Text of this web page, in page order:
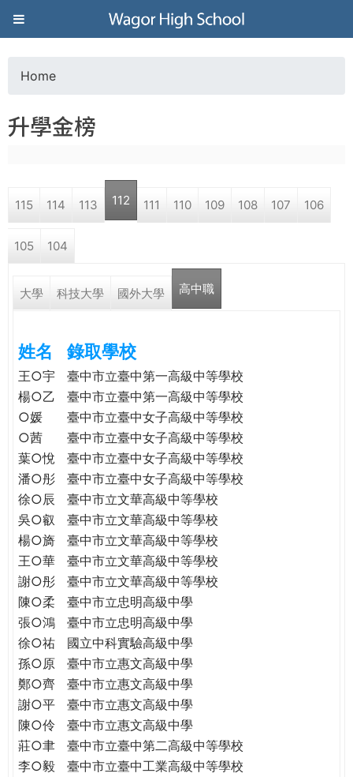
Jump to navigation
葳
格
高
學
格。
民。
WAGOR
TODAY
THE
WORLD
TOMORROW
PUTTING
o
a
r
e
e
r
e
Home
升學金榜
115 114 113 112 111 110 109 108 107 106
105 104
大學 科技大學 國外大學 高中職
姓名 錄取學校
王○宇
臺中市立臺中第一高級中等學校
楊○乙
臺中市立臺中第一高級中等學校
○媛
臺中市立臺中女子高級中等學校
○茜
臺中市立臺中女子高級中等學校
葉○悅
臺中市立臺中女子高級中等學校
潘○彤
臺中市立臺中女子高級中等學校
徐○辰
臺中市立文華高級中等學校
吳○叡
臺中市立文華高級中等學校
楊○旖
臺中市立文華高級中等學校
王○華
臺中市立文華高級中等學校
謝○彤
臺中市立文華高級中等學校
陳○柔
臺中市立忠明高級中學
張○鴻
臺中市立忠明高級中學
徐○祐
國立中科實驗高級中學
孫○原
臺中市立惠文高級中學
鄭○齊
臺中市立惠文高級中學
謝○平
臺中市立惠文高級中學
陳○伶
臺中市立惠文高級中學
莊○聿
臺中市立臺中第二高級中等學校
李○毅
臺中市立臺中工業高級中等學校